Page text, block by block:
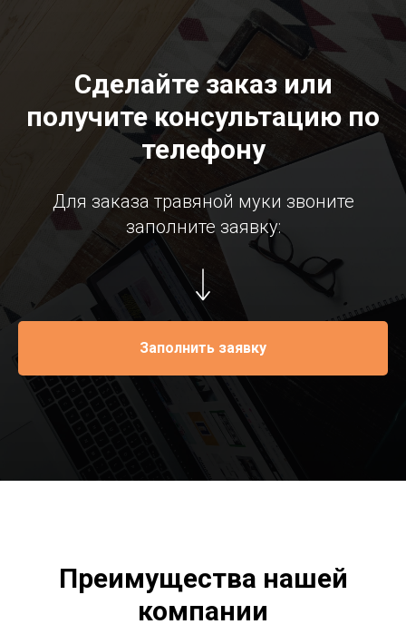
Сделайте заказ или
получите консультацию по
телефону
Для заказа травяной муки звоните
заполните заявку:
Заполнить заявку
Преимущества нашей
компании